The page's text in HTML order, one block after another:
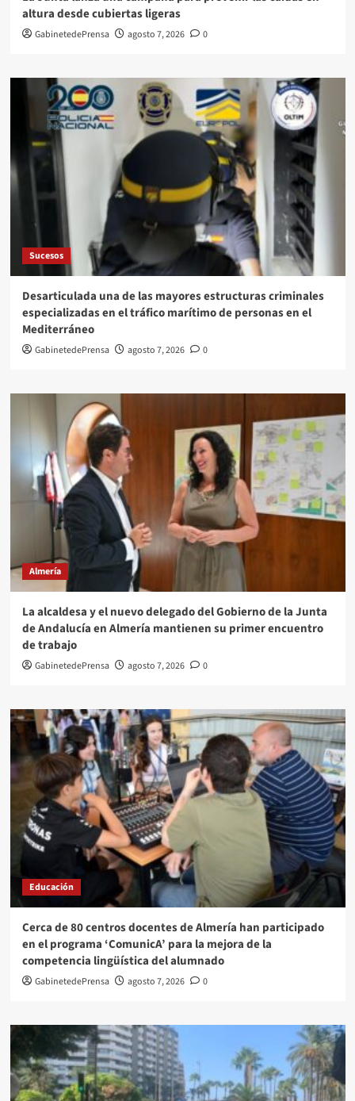
altura desde cubiertas ligeras
GabinetedePrensa agosto 7, 2026 0
Sucesos
Desarticulada una de las mayores estructuras criminales
especializadas en el tráfico marítimo de personas en el
Mediterráneo
GabinetedePrensa agosto 7, 2026 0
Almería
La alcaldesa y el nuevo delegado del Gobierno de la Junta
de Andalucía en Almería mantienen su primer encuentro
de trabajo
GabinetedePrensa agosto 7, 2026 0
Educación
Cerca de 80 centros docentes de Almería han participado
en el programa ‘ComunicA’ para la mejora de la
competencia lingüística del alumnado
GabinetedePrensa agosto 7, 2026 0